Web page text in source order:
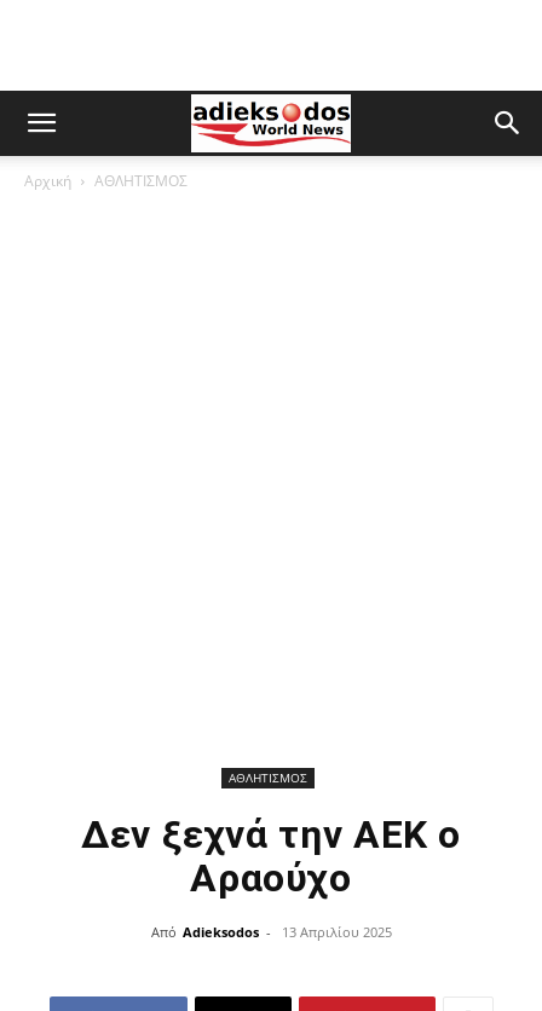
Αρχική ΑΘΛΗΤΙΣΜΟΣ
ΑΘΛΗΤΙΣΜΟΣ
Δεν ξεχνά την ΑΕΚ ο
Αραούχο
Από Adieksodos - 13 Απριλίου 2025